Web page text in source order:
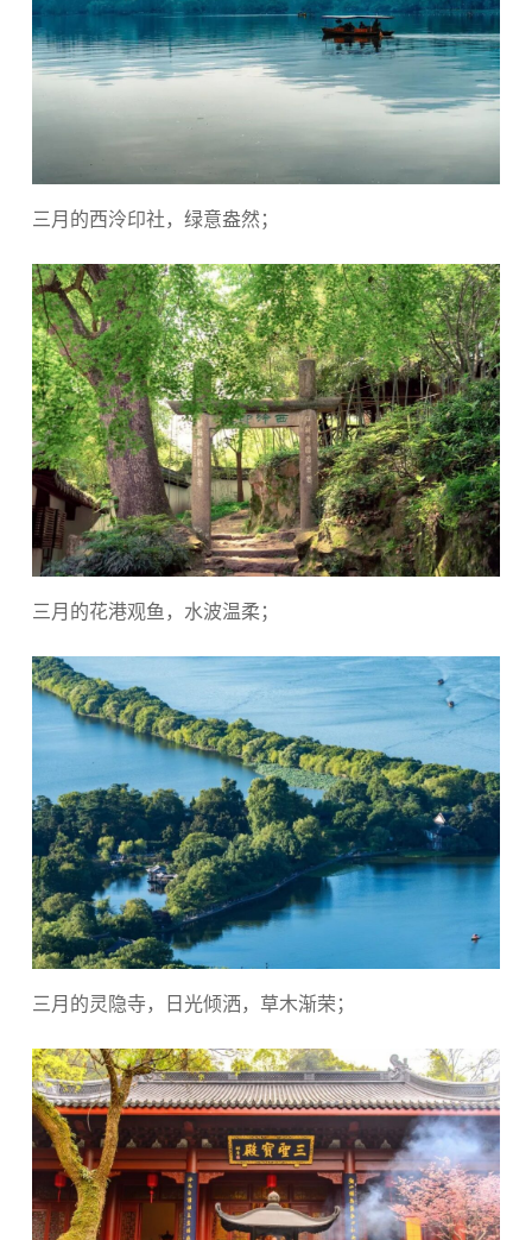
三月的西泠印社，绿意盎然；
三月的花港观鱼，水波温柔；
三月的灵隐寺，日光倾洒，草木渐荣；